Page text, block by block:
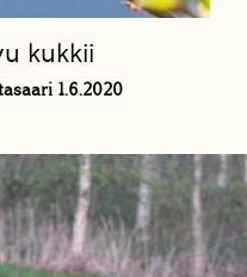
kukkii
1.6.2020